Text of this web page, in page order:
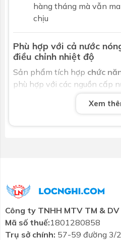
hàng tháng mà vẫn
chịu
Phù hợp với cả nước
điều chỉnh nhiệt độ
Sản phẩm tích hợp chức
phù hợp với các nguồn cấp
Chỉ cần một tay gạt,
nhiệt độ và lưu lượng
Lớp mạ Crom/Niken cao
bền lâu
Vòi sen tắm nóng lạnh
Xem
Công ty TNHH MTV TM & DV
Mã số thuế:1801280858
Trụ sở chính: 57-59 đường 3/